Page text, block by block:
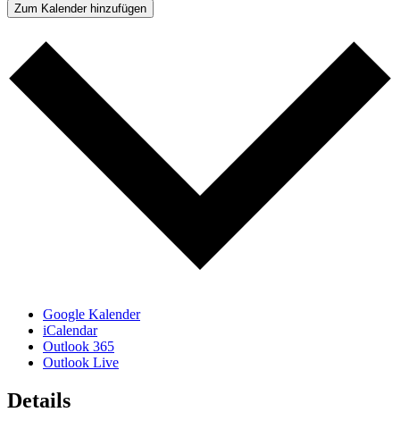
Zum Kalender hinzufügen
Google Kalender
iCalendar
Outlook 365
Outlook Live
Details